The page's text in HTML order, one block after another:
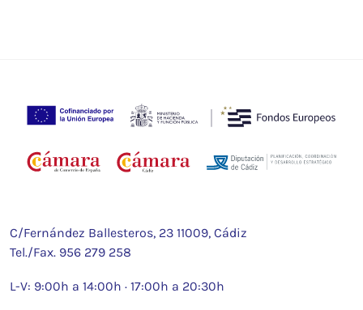
C/Fernández Ballesteros, 23 11009, Cádiz
Tel./Fax. 956 279 258
L-V: 9:00h a 14:00h · 17:00h a 20:30h